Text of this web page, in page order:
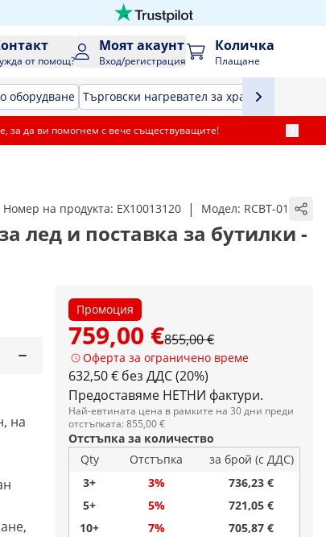
от помощ?
Моят акаунт
Вход/регистрация
Количка
Плащане
оборудване Търговски нагревател за храна
за да ви помогнем с вече съществуващите!
Номер на продукта: EX10013120 | Модел: RCBT-01
лед и поставка за бутилки -
Промоция
759,00 €855,00 €
Оферта за ограничено време
632,50 € без ДДС (20%)
Предоставяме НЕТНИ фактури.
Най-евтината цена в рамките на 30 дни преди
отстъпката: 855,00 €
Отстъпка за количество
Qty
Отстъпка
за брой (с ДДС)
3+
3%
736,23 €
5+
5%
721,05 €
10+
7% 705,87 €
на